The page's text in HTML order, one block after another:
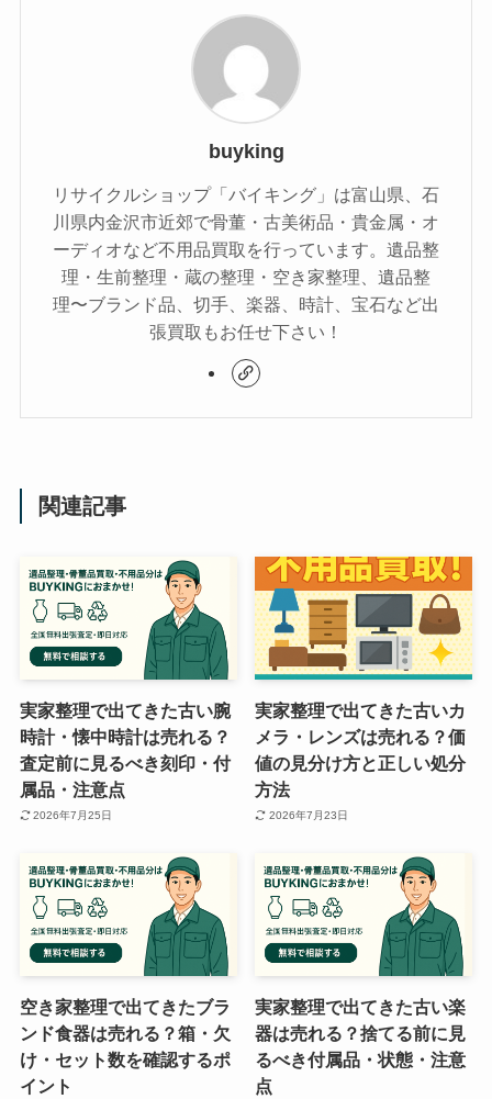
buyking
リサイクルショップ「バイキング」は富山県、石
川県内金沢市近郊で骨董・古美術品・貴金属・オ
ーディオなど不用品買取を行っています。遺品整
理・生前整理・蔵の整理・空き家整理、遺品整
理〜ブランド品、切手、楽器、時計、宝石など出
張買取もお任せ下さい！
関連記事
実家整理で出てきた古い腕
時計・懐中時計は売れる？
査定前に見るべき刻印・付
属品・注意点
2026年7月25日
実家整理で出てきた古いカ
メラ・レンズは売れる？価
値の見分け方と正しい処分
方法
2026年7月23日
空き家整理で出てきたブラ
ンド食器は売れる？箱・欠
け・セット数を確認するポ
イント
実家整理で出てきた古い楽
器は売れる？捨てる前に見
るべき付属品・状態・注意
点